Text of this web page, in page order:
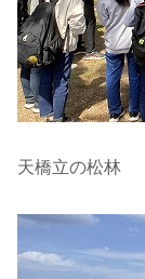
天橋立の松林